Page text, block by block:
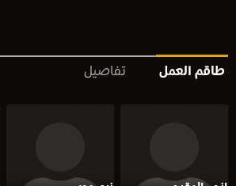
طاقم العمل تفاصيل